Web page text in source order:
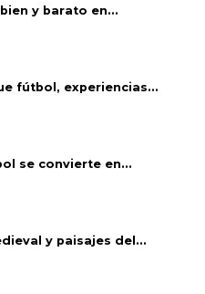
y barato en...
fútbol, experiencias...
se convierte en...
y paisajes del...